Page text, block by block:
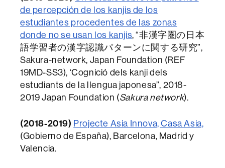
de percepción de los kanjis de los
estudiantes procedentes de las zonas
donde no se usan los kanjis, “非漢字圏の日本
語学習者の漢字認識パターンに関する研究”,
Sakura-network, Japan Foundation (REF
19MD-SS3), ‘Cognició dels kanji dels
estudiants de la llengua japonesa”, 2018-
2019 Japan Foundation (Sakura network).
(2018-2019) Projecte Asia Innova, Casa Asia,
(Gobierno de España), Barcelona, Madrid y
Valencia.